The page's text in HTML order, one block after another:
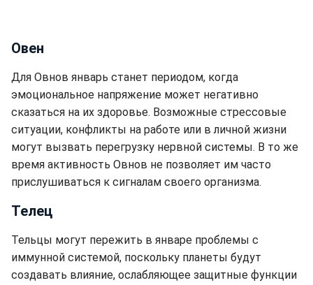
Овен
Для Овнов январь станет периодом, когда
эмоциональное напряжение может негативно
сказаться на их здоровье. Возможные стрессовые
ситуации, конфликты на работе или в личной жизни
могут вызвать перегрузку нервной системы. В то же
время активность Овнов не позволяет им часто
прислушиваться к сигналам своего организма.
Телец
Тельцы могут пережить в январе проблемы с
иммунной системой, поскольку планеты будут
создавать влияние, ослабляющее защитные функции